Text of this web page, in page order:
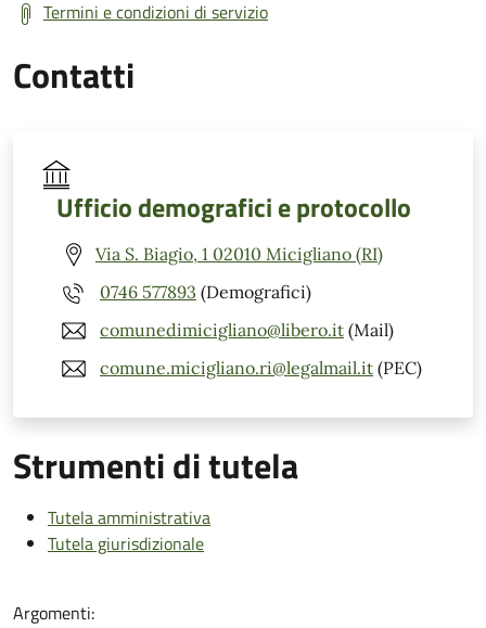
Termini e condizioni di servizio
Contatti
Ufficio demografici e protocollo
Via S. Biagio, 1 02010 Micigliano (RI)
0746 577893 (Demografici)
comunedimicigliano@libero.it (Mail)
comune.micigliano.ri@legalmail.it (PEC)
Strumenti di tutela
Tutela amministrativa
Tutela giurisdizionale
Argomenti: